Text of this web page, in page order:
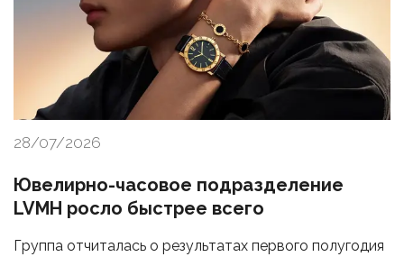
28/07/2026
Ювелирно-часовое подразделение
LVMH росло быстрее всего
Группа отчиталась о результатах первого полугодия